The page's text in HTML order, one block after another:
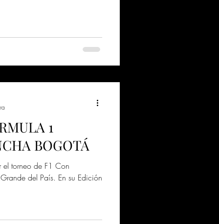
1
BOGOTÁ
el torneo de F1 Con
del País. En su Edición